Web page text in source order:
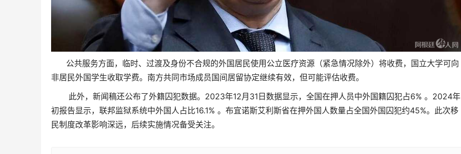
公共服务方面，临时、过渡及身份不合规的外国居民使用公立医疗资源（紧急情况除外）将收费，国立大学可向
非居民外国学生收取学费。南方共同市场成员国间居留协定继续有效，但可能评估收费。
此外，新闻稿还公布了外籍囚犯数据。2023年12月31日数据显示，全国在押人员中外国籍囚犯占6% 。2024年
初报告显示，联邦监狱系统中外国人占比16.1% 。布宜诺斯艾利斯省在押外国人数量占全国外国囚犯约45%。此次移
民制度改革影响深远，后续实施情况备受关注。